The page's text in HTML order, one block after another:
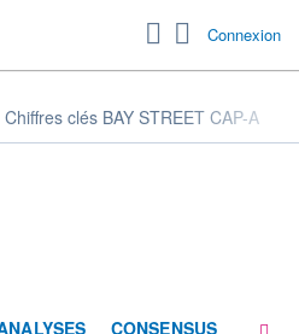
Connexion
Chiffres clés BAY STREET CAP-A
CONSENSUS